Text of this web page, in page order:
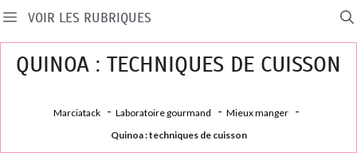
VOIR LES RUBRIQUES
QUINOA : TECHNIQUES DE CUISSON
Marciatack Laboratoire gourmand
Mieux manger
Quinoa : techniques de cuisson